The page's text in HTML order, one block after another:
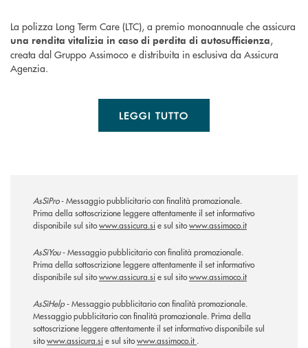
La polizza Long Term Care (LTC), a premio monoannuale che assicura
una rendita vitalizia in caso di perdita di autosufficienza,
creata dal Gruppo Assimoco e distribuita in esclusiva da Assicura
Agenzia.
LEGGI TUTTO
AsSìPro- Messaggio pubblicitario con finalità promozionale.
Prima della sottoscrizione leggere attentamente il set informativo
disponibile sul sitowww.assicura.sie sul sitowww.assimoco.it
AsSìYou- Messaggio pubblicitario con finalità promozionale.
Prima della sottoscrizione leggere attentamente il set informativo
disponibile sul sitowww.assicura.sie sul sitowww.assimoco.it
AsSìHelp- Messaggio pubblicitario con finalità promozionale.
Messaggio pubblicitario con finalità promozionale. Prima della
sottoscrizione leggere attentamente il set informativo disponibile sul
sitowww.assicura.sie sul sitowww.assimoco.it .